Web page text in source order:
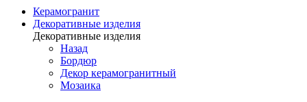
Керамогранит
Декоративные изделия
Декоративные изделия
Назад
Бордюр
Декор керамогранитный
Мозаика